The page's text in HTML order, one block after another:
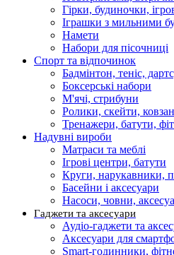
Гірки, будиночки,
Іграшки з мильними
Намети
Набори для пісочниці
Спорт та відпочинок
Бадмінтон, теніс,
Боксерські набори
М'ячі, стрибуни
Ролики, скейти,
Тренажери, батути,
Надувні вироби
Матраси та меблі
Ігрові центри, батути
Круги, нарукавники,
Басейни і аксесуари
Насоси, човни,
Гаджети та аксесуари
Аудіо-гаджети та
Аксесуари для
Smart-годинники,